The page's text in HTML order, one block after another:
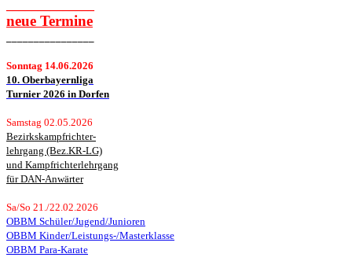
neue Termine
Sonntag 14.06.2026
10. Oberbayernliga
Turnier 2026 in Dorfen
Samstag 02.05.2026
Bezirkskampfrichter-
lehrgang (Bez.KR-LG)
und Kampfrichterlehrgang
für DAN-Anwärter
Sa/So 21./22.02.2026
OBBM Schüler/Jugend/Junioren
OBBM Kinder/Leistungs-/Masterklasse
OBBM Para-Karate